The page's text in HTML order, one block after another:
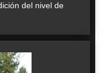
del nivel de